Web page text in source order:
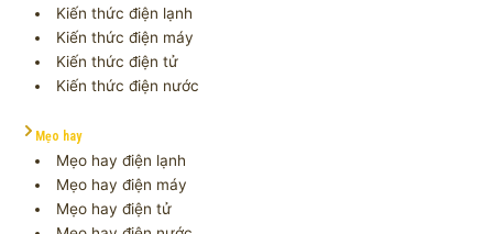
Kiến thức điện lạnh
Kiến thức điện máy
Kiến thức điện tử
Kiến thức điện nước
Mẹo hay
Mẹo hay điện lạnh
Mẹo hay điện máy
Mẹo hay điện tử